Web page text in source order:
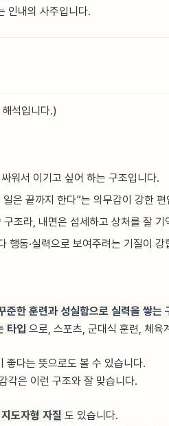
인내의 사주입니다.
석입니다.)
워서 이기고 싶어 하는 구조입니다.
은 끝까지 한다”는 의무감이 강한 편
조라, 내면은 섬세하고 상처를 잘 기
행동·실력으로 보여주려는 기질이 강
준한 훈련과 성실함으로 실력을 쌓는
타입 으로, 스포츠, 군대식 훈련, 체육
좋다는 뜻으로도 볼 수 있습니다.
각은 이런 구조와 잘 맞습니다.
도자형 자질 도 있습니다.